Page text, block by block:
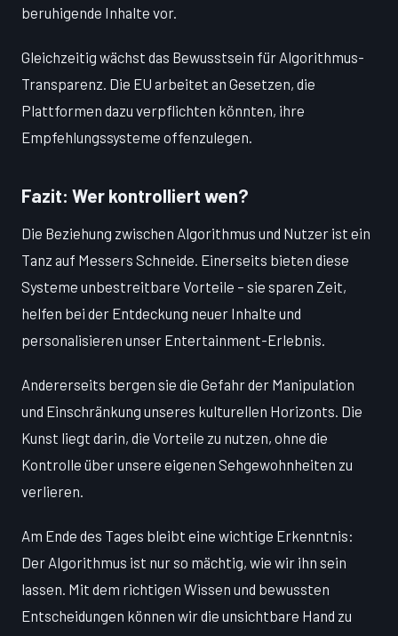
beruhigende Inhalte vor.
Gleichzeitig wächst das Bewusstsein für Algorithmus-
Transparenz. Die EU arbeitet an Gesetzen, die
Plattformen dazu verpflichten könnten, ihre
Empfehlungssysteme offenzulegen.
Fazit: Wer kontrolliert wen?
Die Beziehung zwischen Algorithmus und Nutzer ist ein
Tanz auf Messers Schneide. Einerseits bieten diese
Systeme unbestreitbare Vorteile – sie sparen Zeit,
helfen bei der Entdeckung neuer Inhalte und
personalisieren unser Entertainment-Erlebnis.
Andererseits bergen sie die Gefahr der Manipulation
und Einschränkung unseres kulturellen Horizonts. Die
Kunst liegt darin, die Vorteile zu nutzen, ohne die
Kontrolle über unsere eigenen Sehgewohnheiten zu
verlieren.
Am Ende des Tages bleibt eine wichtige Erkenntnis:
Der Algorithmus ist nur so mächtig, wie wir ihn sein
lassen. Mit dem richtigen Wissen und bewussten
Entscheidungen können wir die unsichtbare Hand zu